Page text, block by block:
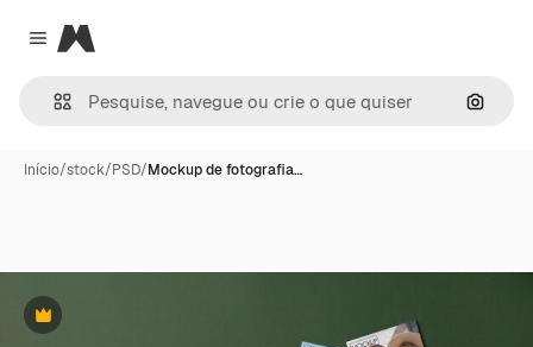
Close menu
Magnific
Início/stock/PSD/Mockup de fotografia…
Premium